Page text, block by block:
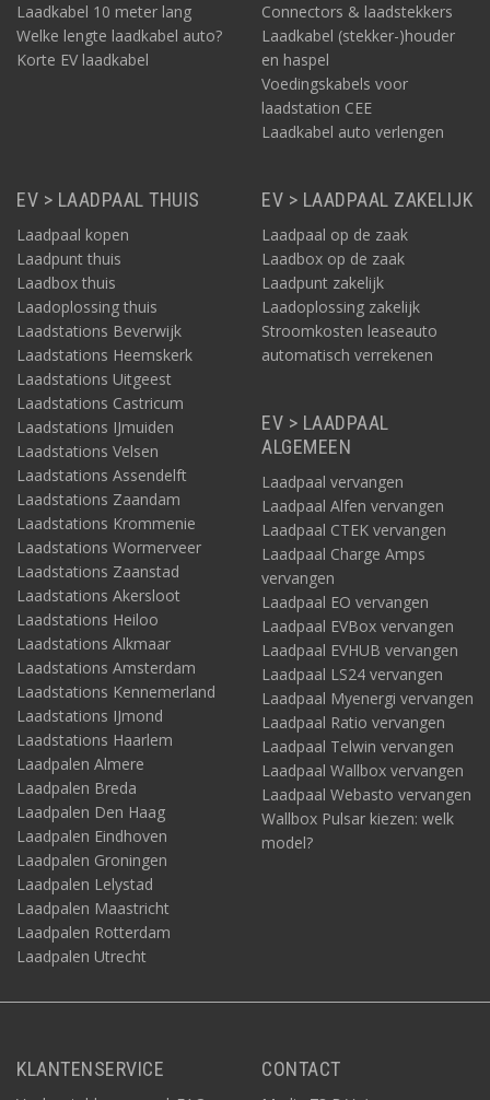
Laadkabel 10 meter lang
Welke lengte laadkabel auto?
Korte EV laadkabel
Connectors & laadstekkers
Laadkabel (stekker-)houder
en haspel
Voedingskabels voor
laadstation CEE
Laadkabel auto verlengen
EV > LAADPAAL THUIS
Laadpaal kopen
Laadpunt thuis
Laadbox thuis
Laadoplossing thuis
Laadstations Beverwijk
Laadstations Heemskerk
Laadstations Uitgeest
Laadstations Castricum
Laadstations IJmuiden
Laadstations Velsen
Laadstations Assendelft
Laadstations Zaandam
Laadstations Krommenie
Laadstations Wormerveer
Laadstations Zaanstad
Laadstations Akersloot
Laadstations Heiloo
Laadstations Alkmaar
Laadstations Amsterdam
Laadstations Kennemerland
Laadstations IJmond
Laadstations Haarlem
Laadpalen Almere
Laadpalen Breda
Laadpalen Den Haag
Laadpalen Eindhoven
Laadpalen Groningen
Laadpalen Lelystad
Laadpalen Maastricht
Laadpalen Rotterdam
Laadpalen Utrecht
EV > LAADPAAL ZAKELIJK
Laadpaal op de zaak
Laadbox op de zaak
Laadpunt zakelijk
Laadoplossing zakelijk
Stroomkosten leaseauto
automatisch verrekenen
EV > LAADPAAL
ALGEMEEN
Laadpaal vervangen
Laadpaal Alfen vervangen
Laadpaal CTEK vervangen
Laadpaal Charge Amps
vervangen
Laadpaal EO vervangen
Laadpaal EVBox vervangen
Laadpaal EVHUB vervangen
Laadpaal LS24 vervangen
Laadpaal Myenergi vervangen
Laadpaal Ratio vervangen
Laadpaal Telwin vervangen
Laadpaal Wallbox vervangen
Laadpaal Webasto vervangen
Wallbox Pulsar kiezen: welk
model?
KLANTENSERVICE CONTACT